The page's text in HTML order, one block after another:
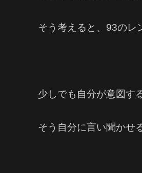
そう考えると、93のレ
少しでも自分が意図す
そう自分に言い聞かせ